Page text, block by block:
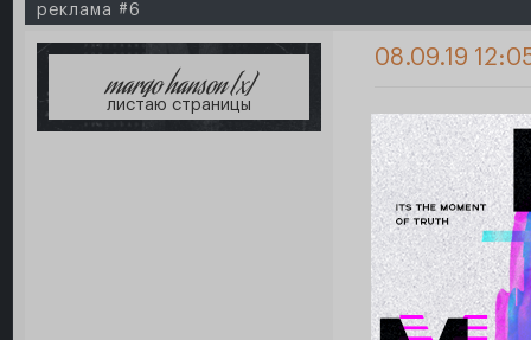
реклама #6
margo hanson [x]
листаю страницы
08.09.19